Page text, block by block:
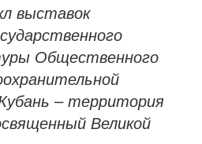
выставок
Общественного
– территория
Великой